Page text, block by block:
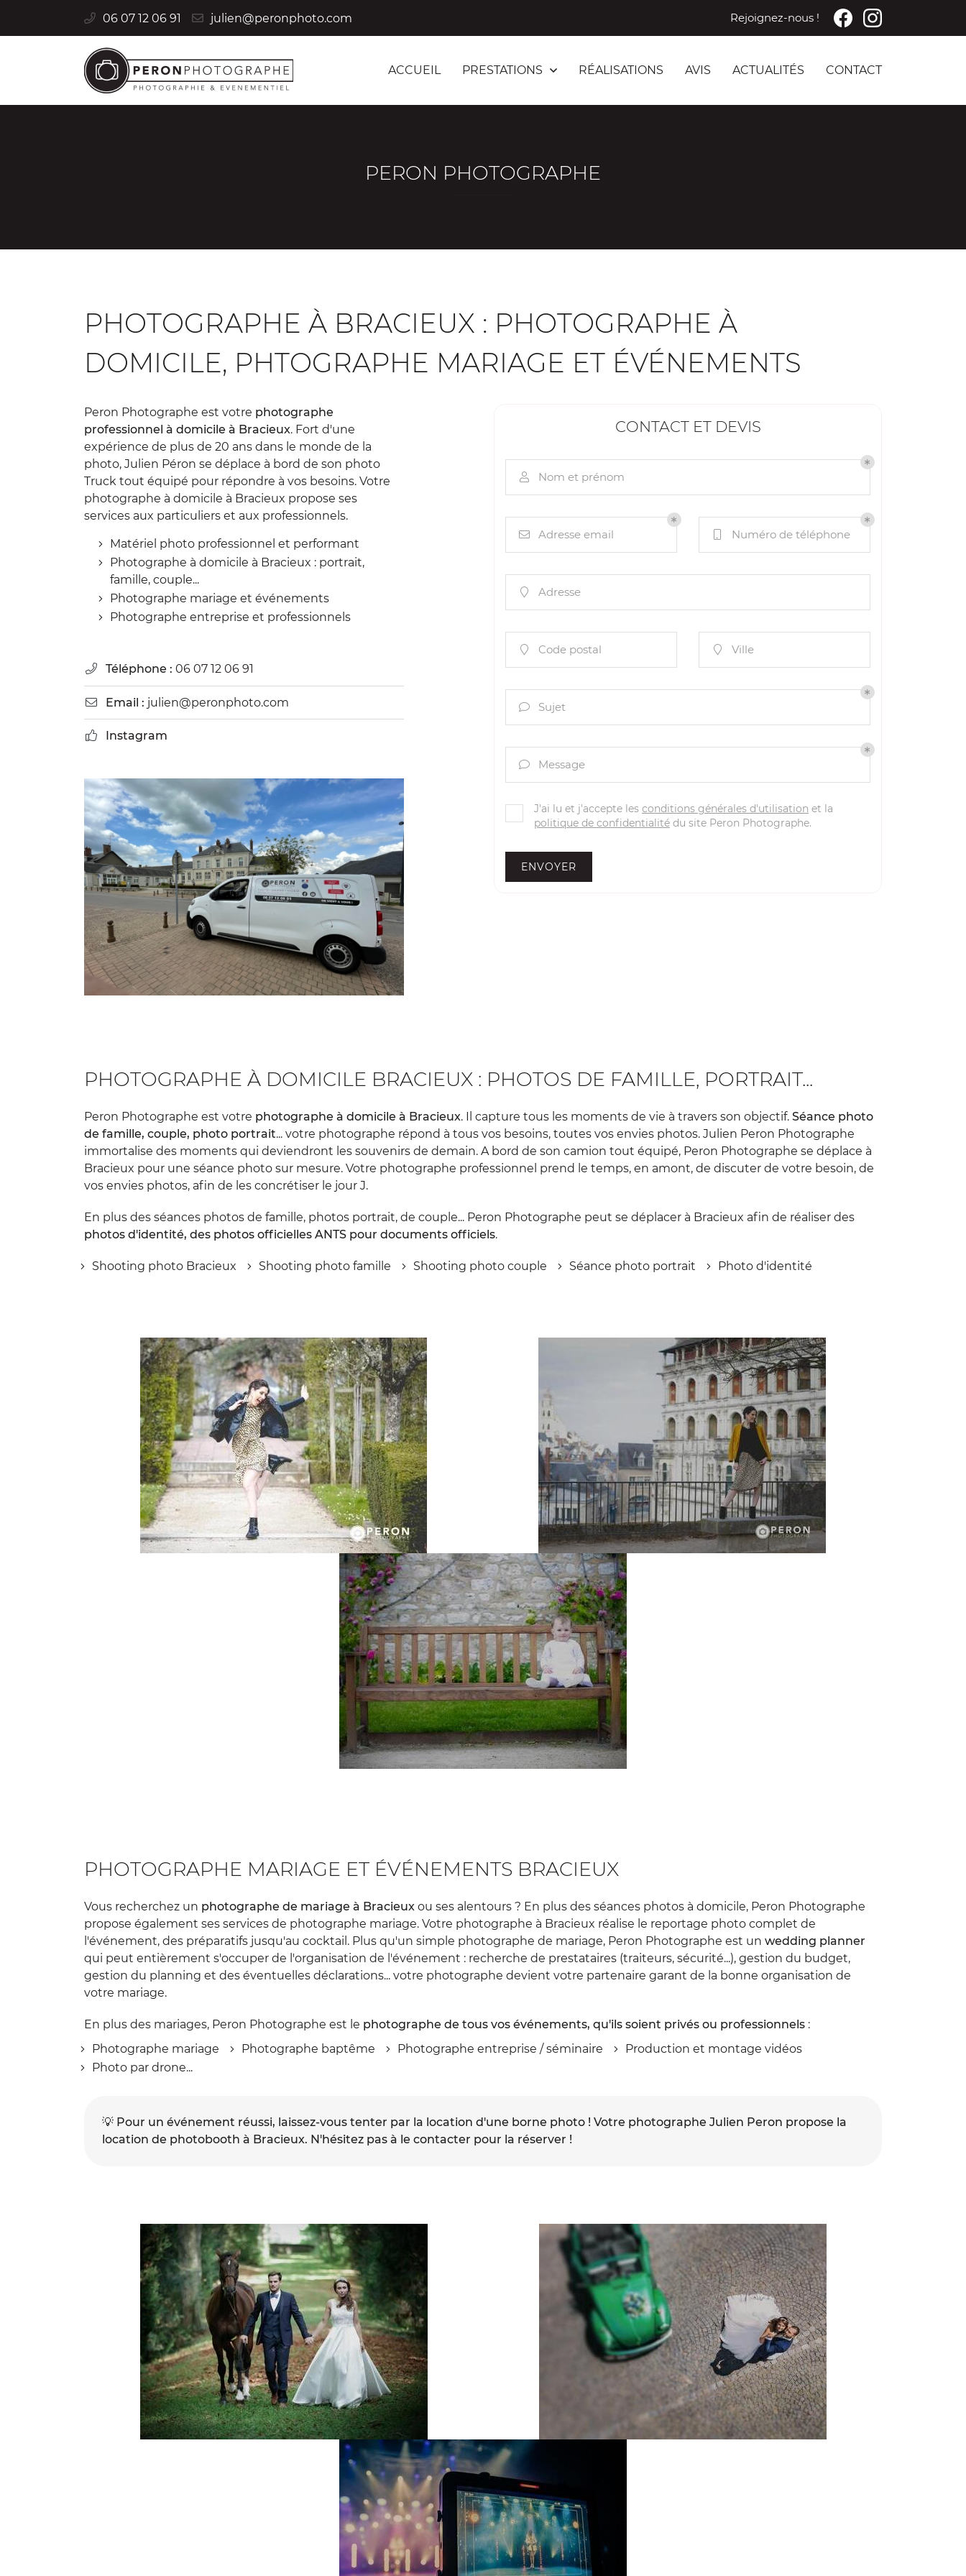
06 07 12 06 91 Rejoignez-nous !
ACCUEIL PRESTATIONS RÉALISATIONS AVIS ACTUALITÉS CONTACT
06 07 12 06 91
En cochant cette case, vous consentez à recevoir nos propositions commerciales
à l'adresse email indiqué ci-dessus. Vous pouvez vous désinscrire à tout moment
INSCRIPTION
PERON PHOTOGRAPHE
PHOTOGRAPHE À BRACIEUX : PHOTOGRAPHE À
DOMICILE, PHTOGRAPHE MARIAGE ET ÉVÉNEMENTS
Peron Photographe est votre photographe
professionnel à domicile à Bracieux. Fort d'une
expérience de plus de 20 ans dans le monde de la
photo, Julien Péron se déplace à bord de son photo
Truck tout équipé pour répondre à vos besoins. Votre
photographe à domicile à Bracieux propose ses
services aux particuliers et aux professionnels.
Matériel photo professionnel et performant
Photographe à domicile à Bracieux : portrait,
famille, couple...
Photographe mariage et événements
Photographe entreprise et professionnels
 Téléphone : 06 07 12 06 91
 Email : julien@peronphoto.com
 Instagram
CONTACT ET DEVIS
 Nom et prénom
 Adresse email Numéro de téléphone
 Adresse
 Code postal  Ville
 Sujet
 Message
J'ai lu et j'accepte les conditions générales d'utilisation et la
politique de confidentialité du site Peron Photographe.
ENVOYER
PHOTOGRAPHE À DOMICILE BRACIEUX : PHOTOS DE FAMILLE, PORTRAIT...
Peron Photographe est votre photographe à domicile à Bracieux. Il capture tous les moments de vie à travers son objectif. Séance photo
de famille, couple, photo portrait... votre photographe répond à tous vos besoins, toutes vos envies photos. Julien Peron Photographe
immortalise des moments qui deviendront les souvenirs de demain. A bord de son camion tout équipé, Peron Photographe se déplace à
Bracieux pour une séance photo sur mesure. Votre photographe professionnel prend le temps, en amont, de discuter de votre besoin, de
vos envies photos, afin de les concrétiser le jour J.
En plus des séances photos de famille, photos portrait, de couple... Peron Photographe peut se déplacer à Bracieux afin de réaliser des
photos d'identité, des photos officielles ANTS pour documents officiels.
Shooting photo Bracieux Shooting photo famille Shooting photo couple Séance photo portrait Photo d'identité
PHOTOGRAPHE MARIAGE ET ÉVÉNEMENTS BRACIEUX
Vous recherchez un photographe de mariage à Bracieux ou ses alentours ? En plus des séances photos à domicile, Peron Photographe
propose également ses services de photographe mariage. Votre photographe à Bracieux réalise le reportage photo complet de
l'événement, des préparatifs jusqu'au cocktail. Plus qu'un simple photographe de mariage, Peron Photographe est un wedding planner
qui peut entièrement s'occuper de l'organisation de l'événement : recherche de prestataires (traiteurs, sécurité...), gestion du budget,
gestion du planning et des éventuelles déclarations... votre photographe devient votre partenaire garant de la bonne organisation de
votre mariage.
En plus des mariages, Peron Photographe est le photographe de tous vos événements, qu'ils soient privés ou professionnels :
Photographe mariage
Photographe baptême Photographe entreprise / séminaire
Production et montage vidéos
Photo par drone...
💡 Pour un événement réussi, laissez-vous tenter par la location d'une borne photo ! Votre photographe Julien Peron propose la
location de photobooth à Bracieux. N'hésitez pas à le contacter pour la réserver !